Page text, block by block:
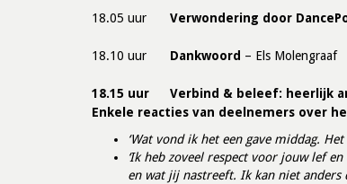
18.05 uur Verwondering door
18.10 uur Dankwoord – Els Molengraaf
18.15 uur Verbind & beleef: heerlijk
Enkele reacties van deelnemers over
‘Wat vond ik het een gave middag.
‘Ik heb zoveel respect voor jouw lef
en wat jij nastreeft. Ik kan niet anders